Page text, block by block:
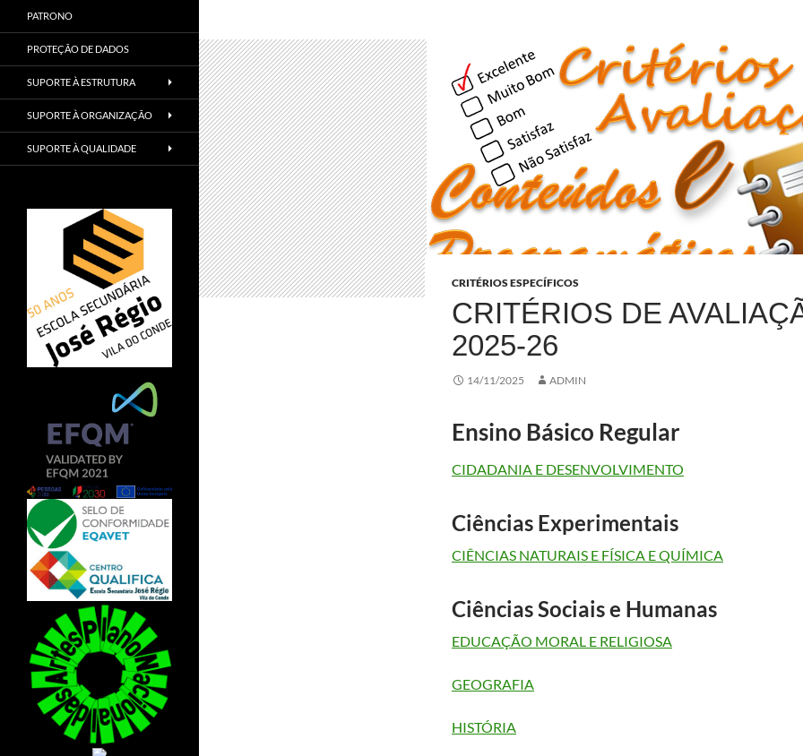
CRITÉRIOS ESPECÍFICOS
CRITÉRIOS DE
2025-26
14/11/2025 ADMIN
Ensino Básico Regular
CIDADANIA E DESENVOLVIMENTO
Ciências Experimentais
CIÊNCIAS NATURAIS E FÍSICA E QUÍMICA
Ciências Sociais e Humanas
EDUCAÇÃO MORAL E RELIGIOSA
GEOGRAFIA
HISTÓRIA
PATRONO
PROTEÇÃO DE DADOS
SUPORTE À ESTRUTURA
SUPORTE À ORGANIZAÇÃO
SUPORTE À QUALIDADE